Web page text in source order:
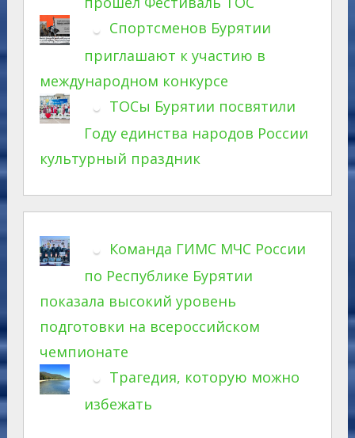
Спортсменов Бурятии
приглашают к участию в
международном конкурсе
ТОСы Бурятии посвятили
Году единства народов России
культурный праздник
Команда ГИМС МЧС России
по Республике Бурятии
показала высокий уровень
подготовки на всероссийском
чемпионате
Трагедия, которую можно
избежать